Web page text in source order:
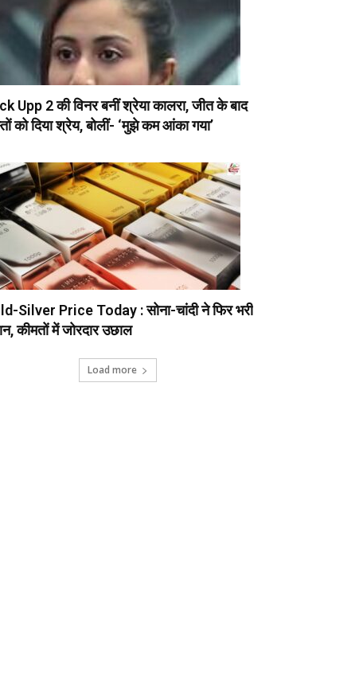
Upp 2 की विनर बनीं श्रेया कालरा, जीत के बाद
को दिया श्रेय, बोलीं- ‘मुझे कम आंका गया’
Silver Price Today : सोना-चांदी ने फिर भरी
कीमतों में जोरदार उछाल
Load more